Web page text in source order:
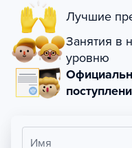
Лучшие
Занятия в
уровню
Имя